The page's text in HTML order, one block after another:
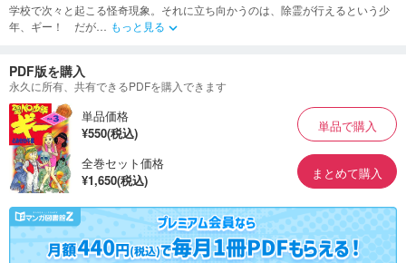
学校で次々と起こる怪奇現象。それに立ち向かうのは、除霊が行えるという少
年、ギー！ だが… もっと見る keyboard_arrow_down
PDF版を購入
永久に所有、共有できるPDFを購入できます
単品価格
¥550(税込)
単品で購入
全巻セット価格
¥1,650(税込)
まとめて購入